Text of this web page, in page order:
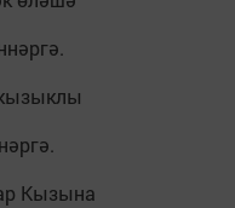
Кызына